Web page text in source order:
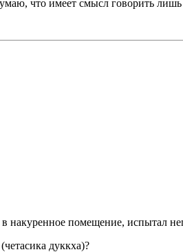
что имеет смысл говорить
помещение, испытал
дуккха)?